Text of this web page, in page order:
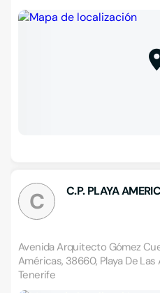
C C.P. PLAYA
Avenida Arquitecto Gómez
Américas, 38660, Playa De
Tenerife